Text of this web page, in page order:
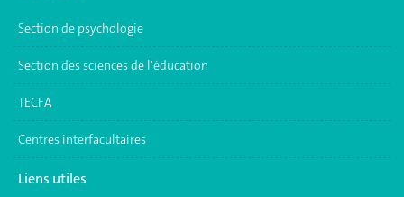
Section de psychologie
Section des sciences de l'éducation
TECFA
Centres interfacultaires
Liens utiles